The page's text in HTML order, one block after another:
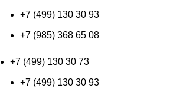
+7 (499) 130 30 93
+7 (985) 368 65 08
+7 (499) 130 30 73
+7 (499) 130 30 93